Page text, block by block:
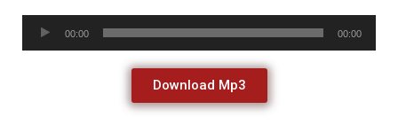
00:00 00:00
Download Mp3